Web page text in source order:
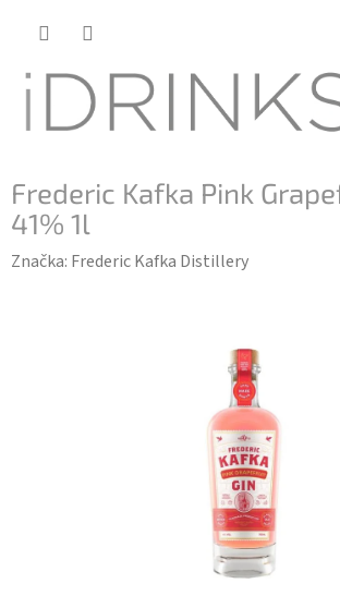
Frederic Kafka Pink
41% 1l
Značka: Frederic Kafka Distillery